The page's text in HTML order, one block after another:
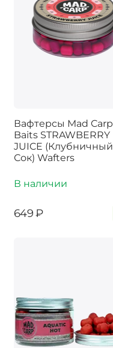
Вафтерсы Mad Carp
Baits STRAWBERRY
JUICE (Клубничный
Сок) Wafters
В наличии
‍649‍ ₽